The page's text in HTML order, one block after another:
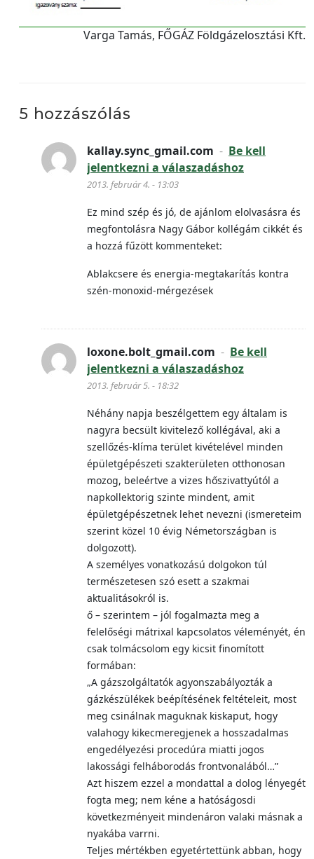
Varga Tamás, FŐGÁZ Földgázelosztási Kft.
5 hozzászólás
kallay.sync_gmail.com - Be kell
jelentkezni a válaszadáshoz
2013. február 4. - 13:03
Ez mind szép és jó, de ajánlom elolvasásra és
megfontolásra Nagy Gábor kollégám cikkét és
a hozzá fűzött kommenteket:
Ablakcsere és energia-megtakarítás kontra
szén-monoxid-mérgezések
loxone.bolt_gmail.com - Be kell
jelentkezni a válaszadáshoz
2013. február 5. - 18:32
Néhány napja beszélgettem egy általam is
nagyra becsült kivitelező kollégával, aki a
szellőzés-klíma terület kivételével minden
épületgépészeti szakterületen otthonosan
mozog, beleértve a vizes hőszivattyútól a
napkollektorig szinte mindent, amit
épületgépészetnek lehet nevezni (ismereteim
szerint közel 10 évig Németországban is
dolgozott).
A személyes vonatkozású dolgokon túl
természetesen szó esett a szakmai
aktualitásokról is.
ő – szerintem – jól fogalmazta meg a
felelőségi mátrixal kapcsolatos véleményét, én
csak tolmácsolom egy kicsit finomított
formában:
„A gázszolgáltatók agyonszabályozták a
gázkészülékek beépítésének feltételeit, most
meg csinálnak maguknak kiskaput, hogy
valahogy kikecmeregjenek a hosszadalmas
engedélyezési procedúra miatti jogos
lakossági felháborodás frontvonalából…”
Azt hiszem ezzel a mondattal a dolog lényegét
fogta meg; nem kéne a hatóságosdi
következményeit mindenáron valaki másnak a
nyakába varrni.
Teljes mértékben egyetértettünk abban, hogy